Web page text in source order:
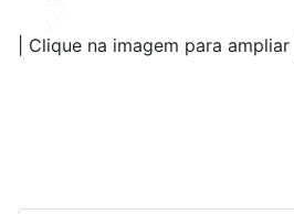
| Clique na imagem para ampliar |